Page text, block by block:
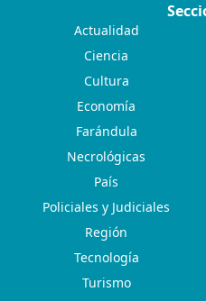
Actualidad
Ciencia
Cultura
Economía
Farándula
Necrológicas
País
Policiales y Judiciales
Región
Tecnología
Turismo